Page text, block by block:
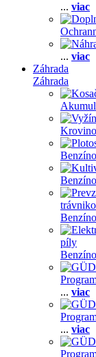
... viac
... viac
Záhrada
Záhrada
píly
... viac
... viac